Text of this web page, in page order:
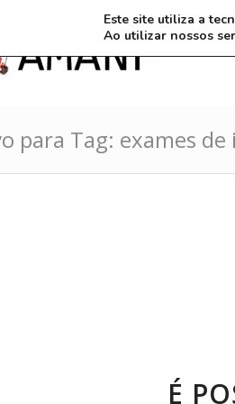
para Tag: exames de
É
Este site utiliza a
Ao utilizar nossos